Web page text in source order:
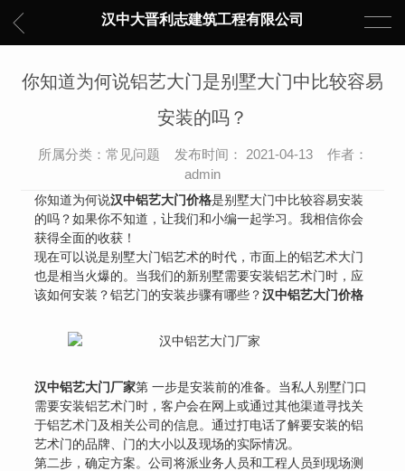
汉中大晋利志建筑工程有限公司
你知道为何说铝艺大门是别墅大门中比较容易
安装的吗？
所属分类：常见问题 发布时间： 2021-04-13 作者：
admin
你知道为何说汉中铝艺大门价格是别墅大门中比较容易安装
的吗？如果你不知道，让我们和小编一起学习。我相信你会
获得全面的收获！
现在可以说是别墅大门铝艺术的时代，市面上的铝艺术大门
也是相当火爆的。当我们的新别墅需要安装铝艺术门时，应
该如何安装？铝艺门的安装步骤有哪些？汉中铝艺大门价格
汉中铝艺大门厂家第 一步是安装前的准备。当私人别墅门口
需要安装铝艺术门时，客户会在网上或通过其他渠道寻找关
于铝艺术门及相关公司的信息。通过打电话了解要安装的铝
艺术门的品牌、门的大小以及现场的实际情况。
第二步，确定方案。公司将派业务人员和工程人员到现场测